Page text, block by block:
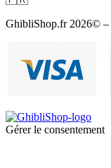
GhibliShop.fr 2026© –
Gérer le consentement